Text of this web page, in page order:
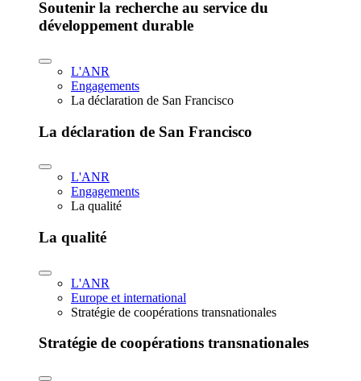
Soutenir la recherche au service du
développement durable
L'ANR
Engagements
La déclaration de San Francisco
La déclaration de San Francisco
L'ANR
Engagements
La qualité
La qualité
L'ANR
Europe et international
Stratégie de coopérations transnationales
Stratégie de coopérations transnationales